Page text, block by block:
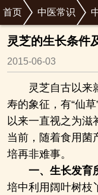
首页 中医常识
灵芝的生长条件
2015-06-03
灵芝自古以来
寿的象征，有“仙
以来一直视之为滋
当前，随着食用菌
培再非难事。
一、 生长发育
培中利用阔叶树枝